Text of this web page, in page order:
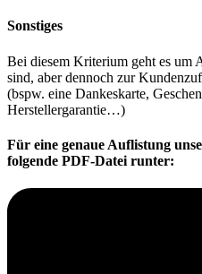
Sonstiges
Bei diesem Kriterium geht es um
sind, aber dennoch zur
(bspw. eine Dankeskarte,
Herstellergarantie…)
Für eine genaue Auflistung
folgende PDF-Datei runter: